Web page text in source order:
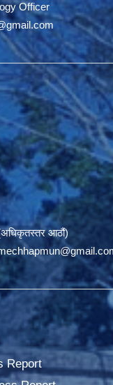
Officer
(अधिकृतस्तर आठौं)
Report